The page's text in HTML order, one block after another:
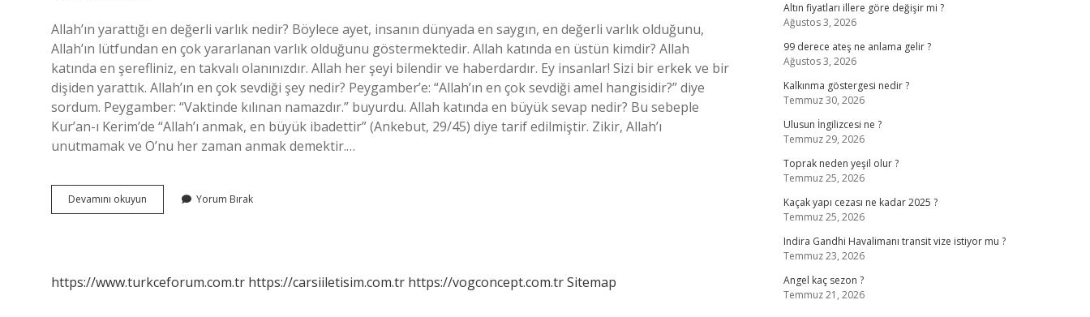
Allah’ın yarattığı en değerli varlık nedir? Böylece ayet, insanın dünyada en saygın, en değerli varlık olduğunu,
Allah’ın lütfundan en çok yararlanan varlık olduğunu göstermektedir. Allah katında en üstün kimdir? Allah
katında en şerefliniz, en takvalı olanınızdır. Allah her şeyi bilendir ve haberdardır. Ey insanlar! Sizi bir erkek ve bir
dişiden yarattık. Allah’ın en çok sevdiği şey nedir? Peygamber’e: “Allah’ın en çok sevdiği amel hangisidir?” diye
sordum. Peygamber: “Vaktinde kılınan namazdır.” buyurdu. Allah katında en büyük sevap nedir? Bu sebeple
Kur’an-ı Kerim’de “Allah’ı anmak, en büyük ibadettir” (Ankebut, 29/45) diye tarif edilmiştir. Zikir, Allah’ı
unutmamak ve O’nu her zaman anmak demektir.…
Devamını okuyun
Katında
Yorum Bırak
https://www.turkceforum.com.tr https://carsiiletisim.com.tr https://vogconcept.com.trSitemap
Altın fiyatları illere göre değişir mi ?
Ağustos 3, 2026
99 derece ateş ne anlama gelir ?
Ağustos 3, 2026
Kalkınma göstergesi nedir ?
Temmuz 30, 2026
Ulusun İngilizcesi ne ?
Temmuz 29, 2026
Toprak neden yeşil olur ?
Temmuz 25, 2026
Kaçak yapı cezası ne kadar 2025 ?
Temmuz 25, 2026
Indira Gandhi Havalimanı transit vize istiyor mu ?
Temmuz 23, 2026
Angel kaç sezon ?
Temmuz 21, 2026